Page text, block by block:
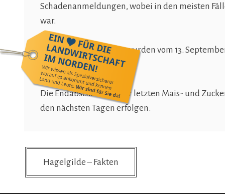
Schadenanmeldungen, wobei in den meisten
war.
Vorerst letzte Schäden wurden vom 13.
Zuckerrüben geschädigt.
Die Endabschätzung der letzten Mais- und
den nächsten Tagen erfolgen.
Beitragsnavigation
Hagelgilde – Fakten